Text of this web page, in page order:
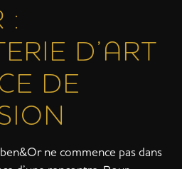
:
D’ART
DE
ne commence pas dans